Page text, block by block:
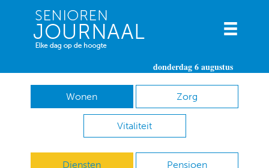
donderdag 6 augustus
Wonen Zorg
Vitaliteit
Diensten Pensioen